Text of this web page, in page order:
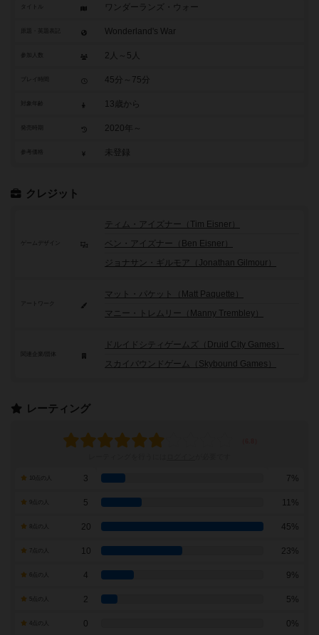
タイトル ワンダーランズ・ウォー
原題・英題表記 Wonderland's War
参加人数 2人～5人
45分～75分
対象年齢 13歳から
2020年～
参考価格 未登録
クレジット
ゲームデザイン
ティム・アイズナー（Tim Eisner）
ベン・アイズナー（Ben Eisner）
ジョナサン・ギルモア（Jonathan Gilmour）
アートワーク
マット・パケット（Matt Paquette）
マニー・トレムリー（Manny Trembley）
ドルイドシティゲームズ（Druid City Games）
スカイバウンドゲーム（Skybound Games）
レーティング
3 7%
9点の人 5 11%
20 45%
7点の人 10 23%
4 9%
2 5%
0 0%